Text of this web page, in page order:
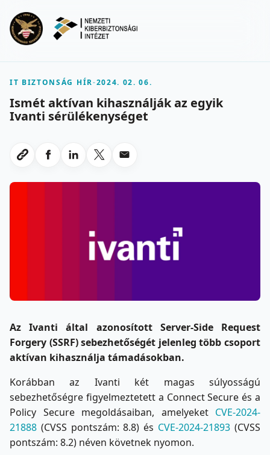
IT BIZTONSÁG HÍR-2024. 02. 06.
Ismét aktívan kihasználják az egyik
Ivanti sérülékenységet
Link masolasa
Megosztas Facebookon
Megosztas LinkedInen
Megosztas X-en
Megosztas emailben
Az Ivanti által azonosított Server-Side Request
Forgery (SSRF) sebezhetőségét jelenleg több csoport
aktívan kihasználja támadásokban.
Korábban az Ivanti két magas súlyosságú
sebezhetőségre figyelmeztetett a Connect Secure és a
Policy Secure megoldásaiban, amelyeket CVE-2024-
21888 (CVSS pontszám: 8.8) és CVE-2024-21893 (CVSS
pontszám: 8.2) néven követnek nyomon.